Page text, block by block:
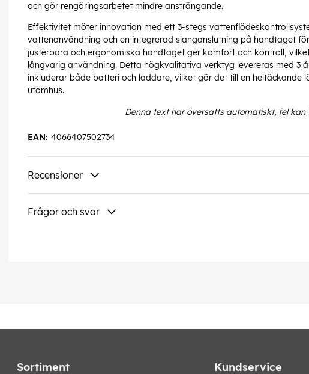
och gör rengöringsarbetet mindre ansträngande.
Effektivitet möter innovation med ett 3-stegs
vattenanvändning och en integrerad slanganslutning på handtaget
justerbara och ergonomiska handtaget ger komfort och kontroll,
långvarig användning. Detta högkvalitativa verktyg levereras med 3
inkluderar både batteri och laddare, vilket gör det till en heltäckande
utomhus.
Denna text har översatts automatiskt, fel kan
4066407502734
EAN:
Recensioner
Frågor och svar
Sortiment Kundservice